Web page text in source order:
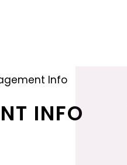
Info
INFO